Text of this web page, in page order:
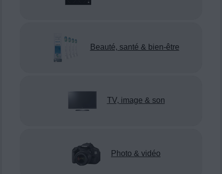
Beauté, santé & bien-être
TV, image & son
Photo & vidéo